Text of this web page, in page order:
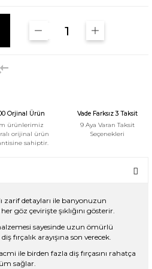
Orjinal Ürün
ürünlerimiz
orijinal ürün
sahiptir.
Vade Farksız 3 Taksit
9 Aya Varan Taksit
Seçenekleri
zarif detayları ile banyonuzun
göz çevirişte şıklığını gösterir.
sayesinde uzun ömürlü
fırçalık arayışına son verecek.
ile birden fazla diş fırçasını rahatça
sağlar.